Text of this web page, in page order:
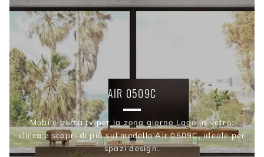
AIR 0509C
Mobile porta tv per la zona giorno Lago in vetro:
clicca e scopri di più sul modello Air 0509C, ideale per
spazi design.